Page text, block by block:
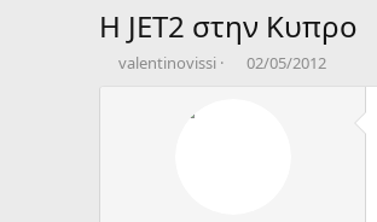
H JET2 στην Κυπρο
T
valentinovissi
Η
02/05/2012